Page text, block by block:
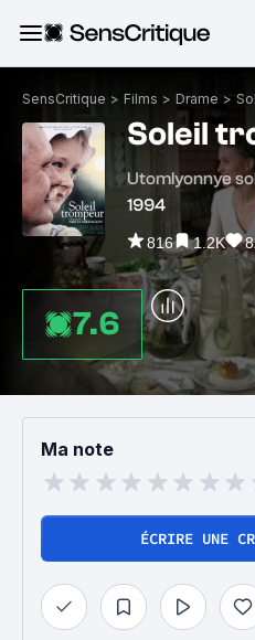
SensCritique > Films > Drame >
Soleil
Utomlyonnye
1994
816 1.2K
7.6
Ma note
ÉCRIRE UNE